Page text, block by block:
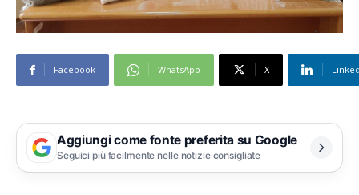
Facebook WhatsApp X
Aggiungi come fonte preferita su Google
Seguici più facilmente nelle notizie consigliate